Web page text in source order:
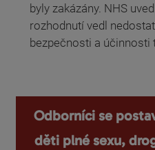
byly zakázány. NHS
rozhodnutí vedl
bezpečnosti a účinnosti
Odborníci se
děti plné sexu,